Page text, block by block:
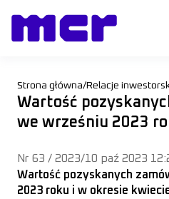
Strona główna/Relacje
Wartość
we wrześniu 2023
Nr 63 / 2023/10 paź 2023
Wartość pozyskanych
2023 roku i w okresie